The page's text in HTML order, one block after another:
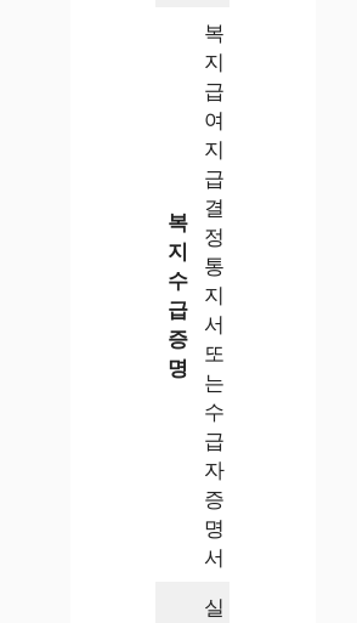
복
지
수
급
증
명
복
지
급
여
지
급
결
정
통
지
서
또
는
수
급
자
증
명
서
실